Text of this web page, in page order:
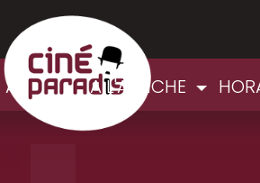
ACCUEIL A L'AFFICHE